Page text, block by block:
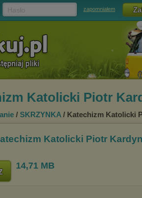
zapomniałem
Katolicki Piotr
/ SKRZYNKA / Katechizm Katolicki
Katolicki Piotr
14,71 MB